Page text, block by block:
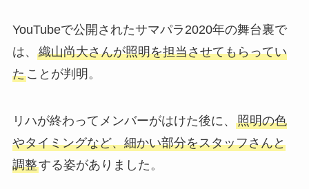
YouTubeで公開されたサマパラ2020年の舞台裏で
は、 織山尚大さんが照明を担当させてもらってい
たことが判明。
リハが終わってメンバーがはけた後に、 照明の色
やタイミングなど、細かい部分をスタッフさんと
調整する姿がありました。